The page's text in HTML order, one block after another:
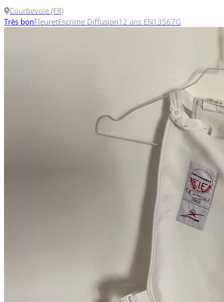
Courbevoie (FR)
Très bonFleuretEscrime Diffusion12 ans EN13567G